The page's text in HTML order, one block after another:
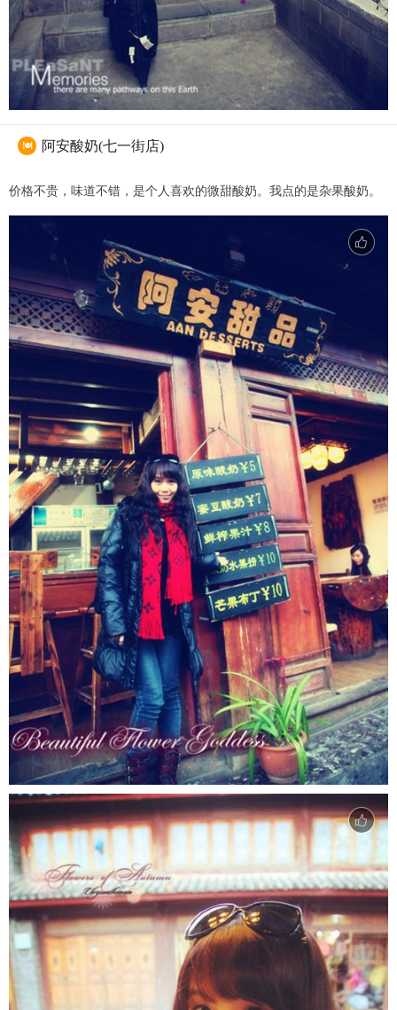
 阿安酸奶(七一街店)
价格不贵，味道不错，是个人喜欢的微甜酸奶。我点的是杂果酸奶。